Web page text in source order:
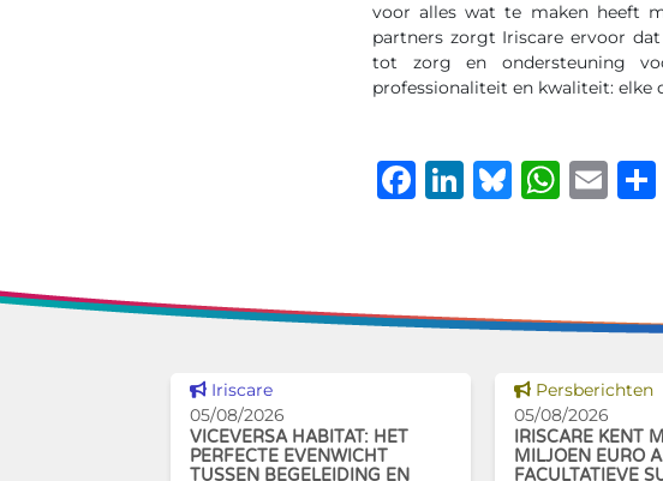
voor alles wat te maken heeft
partners zorgt Iriscare ervoor
tot zorg en ondersteuning
professionaliteit en kwaliteit: elke
Facebook
LinkedIn
Bluesky
Dit nieuws tonen
Iriscare
05/08/2026
VICEVERSA HABITAT: HET
PERFECTE EVENWICHT
TUSSEN BEGELEIDING EN
Dit nieuws tonen
Persberichten
05/08/2026
IRISCARE KENT
MILJOEN EURO
FACULTATIEVE